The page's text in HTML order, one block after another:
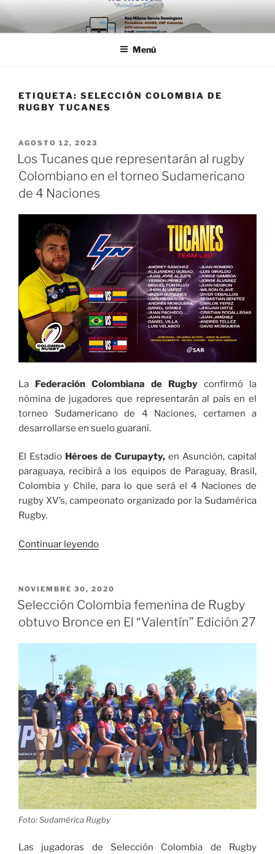
Saltar
al
contenido
Menú
ETIQUETA: SELECCIÓN COLOMBIA DE
RUGBY TUCANES
PUBLICADO
EL
AGOSTO 12, 2023
Los Tucanes que representarán al rugby
Colombiano en el torneo Sudamericano
de 4 Naciones
La Federación Colombiana de Rugby confirmó la
nómina de jugadores que representarán al país en el
torneo Sudamericano de 4 Naciones, certamen a
desarrollarse en suelo guaraní.
El Estadio Héroes de Curupayty, en Asunción, capital
paraguaya, recibirá a los equipos de Paraguay, Brasil,
Colombia y Chile, para lo que será el 4 Naciones de
rugby XV’s, campeonato organizado por la Sudamérica
Rugby.
Continuar leyendo«Los
representarán
al
rugby
en
Sudamericano
de
4
Naciones»
PUBLICADO
EL
NOVIEMBRE 30, 2020
Selección Colombia femenina de Rugby
obtuvo Bronce en El “Valentín” Edición 27
Foto: Sudamérica Rugby
Las jugadoras de Selección Colombia de Rugby